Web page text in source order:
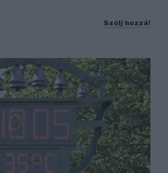
Szólj hozzá!